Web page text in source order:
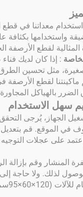
معداتنا في قطع
واستخدامها بكثافة
المثالية لقطع
: إذا كان لديك
مثل تحسين
لقطع الأرصفة
الضرر بالهياكل
سهل الاستخدام
الجهاز، يُرجى
في الموقع. قم
على عجلات
المنشار وقم بإزالة
لذلك. ولا حاجة
السهل تحميلها وتفريغها ونقلها بين مواقع العمل.